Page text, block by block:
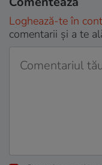
Loghează-te în
comentarii și a te